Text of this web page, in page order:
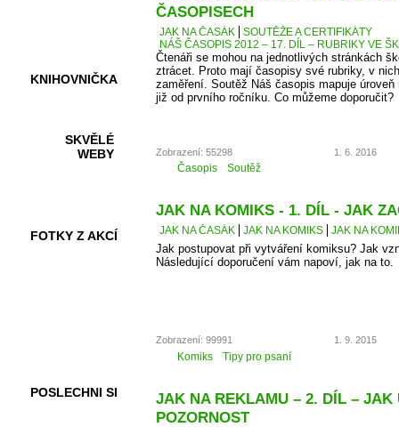
KNIHOVNIČKA
SKVĚLÉ
WEBY
FOTKY Z AKCÍ
POSLECHNI SI
ČASOPISECH
JAK NA ČASÁK
SOUTĚŽE A CERTIFIKÁTY
NÁŠ ČASOPIS 2012 – 17. DÍL – RUBRIKY VE
Čtenáři se mohou na jednotlivých stránkách
ztrácet. Proto mají časopisy své rubriky, v
zaměření. Soutěž Náš časopis mapuje
již od prvního ročníku. Co můžeme doporučit?
Zobrazení: 55298 1. 6. 2016
Časopis Soutěž
JAK NA KOMIKS - 1. DÍL - JAK
JAK NA ČASÁK JAK NA KOMIKS JAK NA
Jak postupovat při vytváření komiksu? Jak
Následující doporučení vám napoví, jak na to.
Zobrazení: 99991 1. 9. 2015
Komiks Tipy pro psaní
JAK NA REKLAMU – 2. DÍL – JAK
POZORNOST